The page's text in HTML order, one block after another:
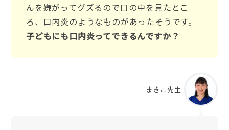
んを嫌がってグズるので口の中を見たとこ
ろ、口内炎のようなものがあったそうです。
子どもにも口内炎ってできるんですか？
まきこ先生